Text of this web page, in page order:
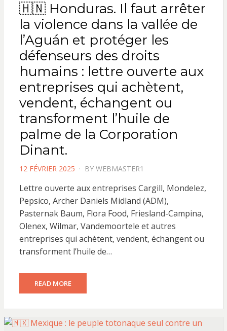
🇭🇳 Honduras. Il faut arrêter
la violence dans la vallée de
l’Aguán et protéger les
défenseurs des droits
humains : lettre ouverte aux
entreprises qui achètent,
vendent, échangent ou
transforment l’huile de
palme de la Corporation
Dinant.
POSTED
12 FÉVRIER 2025 BY WEBMASTER1
Lettre ouverte aux entreprises Cargill, Mondelez,
Pepsico, Archer Daniels Midland (ADM),
Pasternak Baum, Flora Food, Friesland-Campina,
Olenex, Wilmar, Vandemoortele et autres
entreprises qui achètent, vendent, échangent ou
transforment l’huile de…
READ MORE